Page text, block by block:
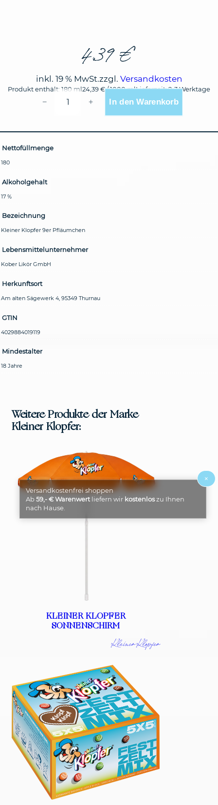
Versandkostenfrei shoppen
Ab59,- € Warenwertliefern wir kostenloszu Ihnen
nach Hause.
×
4,39€
inkl. 19 % MwSt.zzgl. Versandkosten
Produkt enthält: 180 ml24,39€/1000mlLieferzeit:2-3 Werktage
KLEINER
KLOPFER
MENGE
− + In den Warenkorb
Nettofüllmenge
180
Alkoholgehalt
17 %
Bezeichnung
Kleiner Klopfer 9er Pfläumchen
Lebensmittelunternehmer
Kober Likör GmbH
Herkunftsort
Am alten Sägewerk 4, 95349 Thurnau
GTIN
4029884019119
Mindestalter
18 Jahre
Weitere Produkte der Marke
Kleiner Klopfer:
KLEINER KLOPFER
SONNENSCHIRM
Kleiner Klopfer